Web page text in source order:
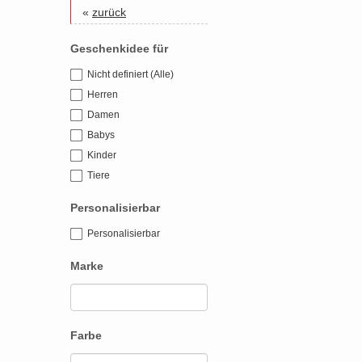
« zurück
Geschenkidee für
Nicht definiert (Alle)
Herren
Damen
Babys
Kinder
Tiere
Personalisierbar
Personalisierbar
Marke
Farbe